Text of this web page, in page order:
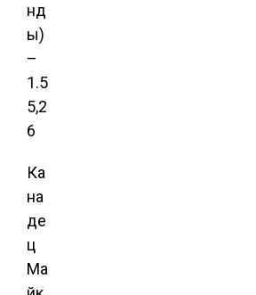
нд
ы)
–
1.5
5,2
6
Ка
на
де
ц
Ма